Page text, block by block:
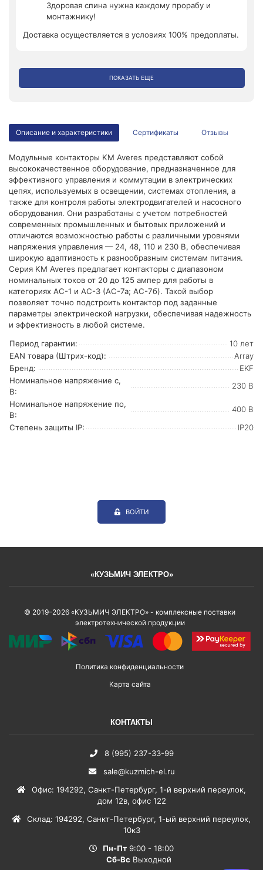
Здоровая спина нужна каждому прорабу и
монтажнику!
Доставка осуществляется в условиях 100% предоплаты.
ПОКАЗАТЬ ЕЩЕ
Описание и характеристики Сертификаты Отзывы
Модульные контакторы KM Averes представляют собой
высококачественное оборудование, предназначенное для
эффективного управления и коммутации в электрических
цепях, используемых в освещении, системах отопления, а
также для контроля работы электродвигателей и насосного
оборудования. Они разработаны с учетом потребностей
современных промышленных и бытовых приложений и
отличаются возможностью работы с различными уровнями
напряжения управления — 24, 48, 110 и 230 В, обеспечивая
широкую адаптивность к разнообразным системам питания.
Серия KM Averes предлагает контакторы с диапазоном
номинальных токов от 20 до 125 ампер для работы в
категориях АС-1 и АС-3 (AC-7a; АС-7б). Такой выбор
позволяет точно подстроить контактор под заданные
параметры электрической нагрузки, обеспечивая надежность
и эффективность в любой системе.
Период гарантии:
10 лет
EAN товара (Штрих-код):
Array
Бренд:
EKF
Номинальное напряжение с,
В:
230 В
Номинальное напряжение по,
В:
400 В
Степень защиты IP:
IP20
ВОЙТИ
«КУЗЬМИЧ ЭЛЕКТРО»
© 2019–2026 «КУЗЬМИЧ ЭЛЕКТРО» - комплексные поставки
электротехнической продукции
Политика конфиденциальности
Карта сайта
КОНТАКТЫ
8 (995) 237-33-99
sale@kuzmich-el.ru
Офис: 194292, Санкт-Петербург, 1-й верхний переулок,
дом 12в, офис 122
Склад: 194292, Санкт-Петербург, 1-ый верхний переулок,
10к3
Пн-Пт 9:00 - 18:00
Сб-Вс Выходной